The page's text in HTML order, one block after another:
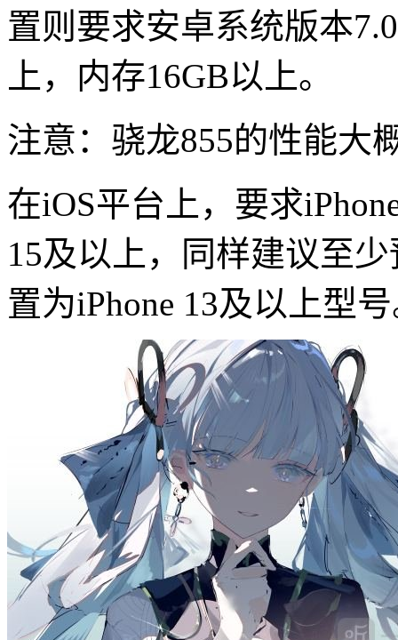
置则要求安卓系统版本
上，内存16GB以上。
注意：骁龙855的性能大
在iOS平台上，要求
15及以上，同样建议至
置为iPhone 13及以上型